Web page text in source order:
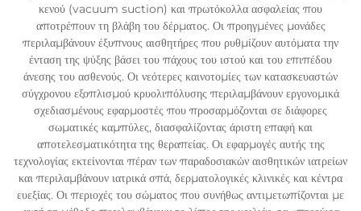
κενού (vacuum suction) και πρωτόκολλα ασφαλείας που
αποτρέπουν τη βλάβη του δέρματος. Οι προηγμένες μονάδες
περιλαμβάνουν έξυπνους αισθητήρες που ρυθμίζουν αυτόματα την
ένταση της ψύξης βάσει του πάχους του ιστού και του επιπέδου
άνεσης του ασθενούς. Οι νεότερες καινοτομίες των κατασκευαστών
σύγχρονου εξοπλισμού κρυολιπόλυσης περιλαμβάνουν εργονομικά
σχεδιασμένους εφαρμοστές που προσαρμόζονται σε διάφορες
σωματικές καμπύλες, διασφαλίζοντας άριστη επαφή και
αποτελεσματικότητα της θεραπείας. Οι εφαρμογές αυτής της
τεχνολογίας εκτείνονται πέραν των παραδοσιακών αισθητικών ιατρείων
και περιλαμβάνουν ιατρικά σπά, δερματολογικές κλινικές και κέντρα
ευεξίας. Οι περιοχές του σώματος που συνήθως αντιμετωπίζονται με